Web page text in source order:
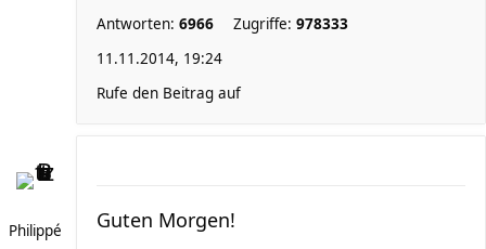
Antworten: 6966 Zugriffe: 978333
11.11.2014, 19:24
Rufe den Beitrag auf
Philippé Guten Morgen!